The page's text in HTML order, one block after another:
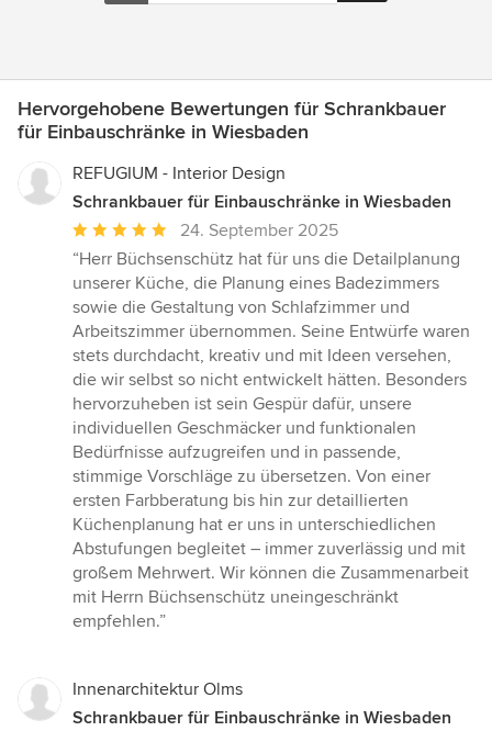
Hervorgehobene Bewertungen für Schrankbauer
für Einbauschränke in Wiesbaden
REFUGIUM - Interior Design
Schrankbauer für Einbauschränke in Wiesbaden
Durchschnittliche
Bewertung:
5
von
5
Sternen
24. September 2025
“Herr Büchsenschütz hat für uns die Detailplanung
unserer Küche, die Planung eines Badezimmers
sowie die Gestaltung von Schlafzimmer und
Arbeitszimmer übernommen. Seine Entwürfe waren
stets durchdacht, kreativ und mit Ideen versehen,
die wir selbst so nicht entwickelt hätten. Besonders
hervorzuheben ist sein Gespür dafür, unsere
individuellen Geschmäcker und funktionalen
Bedürfnisse aufzugreifen und in passende,
stimmige Vorschläge zu übersetzen. Von einer
ersten Farbberatung bis hin zur detaillierten
Küchenplanung hat er uns in unterschiedlichen
Abstufungen begleitet – immer zuverlässig und mit
großem Mehrwert. Wir können die Zusammenarbeit
mit Herrn Büchsenschütz uneingeschränkt
empfehlen.”
Innenarchitektur Olms
Schrankbauer für Einbauschränke in Wiesbaden